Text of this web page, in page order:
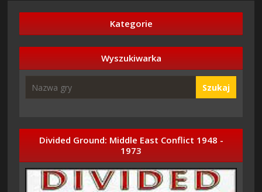
Kategorie
Wyszukiwarka
Szukaj
Divided Ground: Middle East Conflict 1948 -
1973